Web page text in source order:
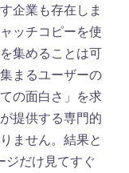
企業も存在しま
ッチコピーを使
集めることは可
まるユーザーの
の面白さ」を求
提供する専門的
ません。結果と
ジだけ見てすぐ